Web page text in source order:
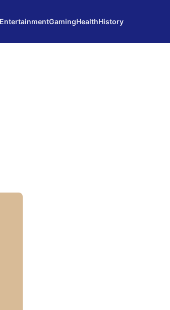
EntertainmentGamingHealthHistory